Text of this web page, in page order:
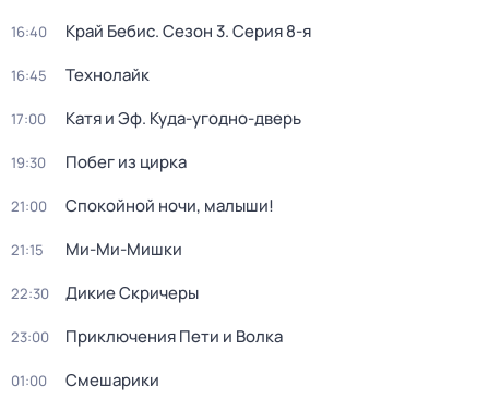
16:40 Край Бебис. Сезон 3. Серия 8-я
16:45 Технолайк
17:00 Катя и Эф. Куда-угодно-дверь
19:30 Побег из цирка
21:00 Спокойной ночи, малыши!
21:15 Ми-Ми-Мишки
22:30 Дикие Скричеры
23:00 Приключения Пети и Волка
01:00 Смешарики